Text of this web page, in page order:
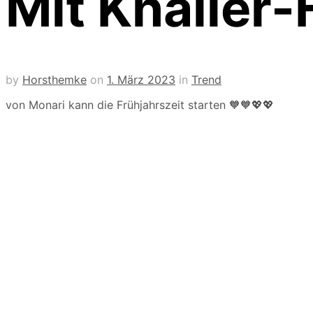
by Horsthemke on 1. März 2023 in Trend
von Monari kann die Frühjahrszeit starten 🧡🧡💖💖